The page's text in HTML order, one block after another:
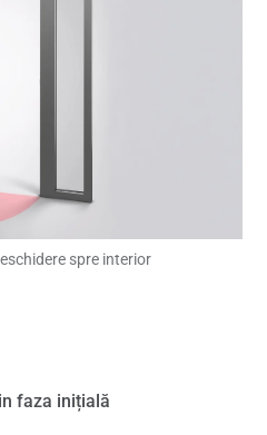
spre interior
faza inițială